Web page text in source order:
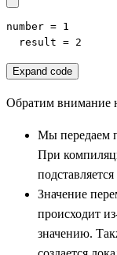
number = 1
  result = 2
Expand code
Обратим внимание
Мы передаем
При
Значение
происходит
значению.